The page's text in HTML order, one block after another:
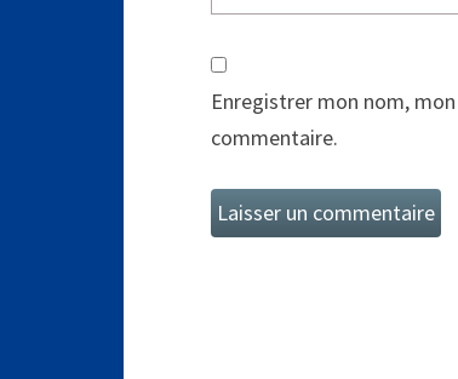
Enregistrer mon nom,
commentaire.